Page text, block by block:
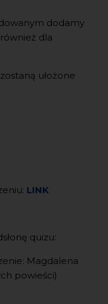
dodamy
dla
ułożone
LINK
quizu:
Magdalena
powieści)